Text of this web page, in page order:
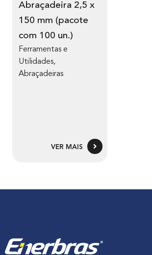
Abraçadeira 2,5 x
150 mm (pacote
com 100 un.)
Ferramentas e
Utilidades,
Abraçadeiras
VER MAIS